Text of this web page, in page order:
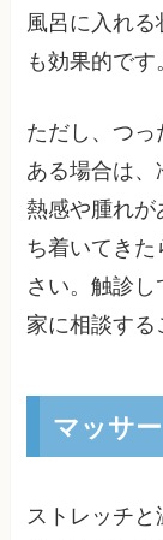
風呂に入れ
も効果的です
ただし、つ
ある場合は、
熱感や腫れが
ち着いてき
さい。触診
家に相談する
マッサ
ストレッチ